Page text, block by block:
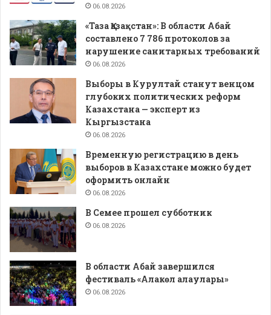
06.08.2026
«Таза Қазақстан»: В области Абай
составлено 7 786 протоколов за
нарушение санитарных требований
06.08.2026
Выборы в Курултай станут венцом
глубоких политических реформ
Казахстана — эксперт из
Кыргызстана
06.08.2026
Временную регистрацию в день
выборов в Казахстане можно будет
оформить онлайн
06.08.2026
В Семее прошел субботник
06.08.2026
В области Абай завершился
фестиваль «Алакөл алаулары»
06.08.2026